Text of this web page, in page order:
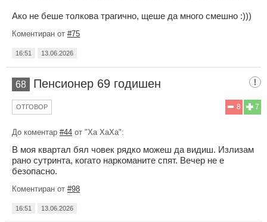
Ако не беше толкова трагично, щеше да много смешно :)))
Коментиран от #75
16:51 13.06.2026
68 Пенсионер 69 годишен
7
8
ОТГОВОР
До коментар #44 от "Ха ХаХа":
В моя квартал бял човек рядко можеш да видиш. Излизам
рано сутринта, когато наркоманите спят. Вечер не е
безопасно.
Коментиран от #98
16:51 13.06.2026